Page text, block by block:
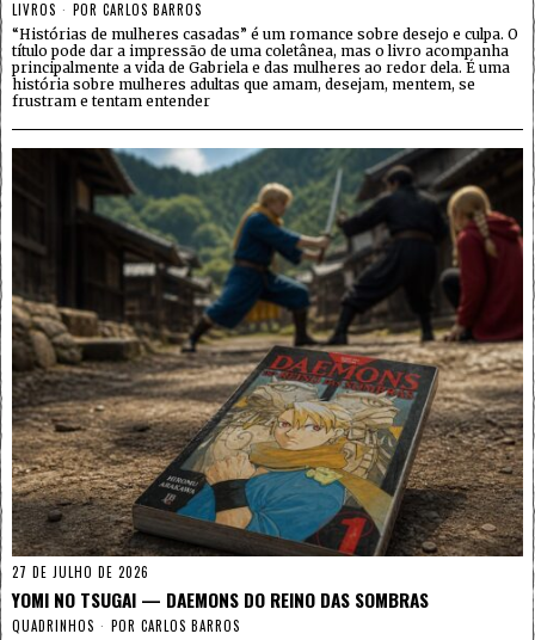
LIVROS POR CARLOS BARROS
“Histórias de mulheres casadas” é um romance sobre desejo e culpa. O
título pode dar a impressão de uma coletânea, mas o livro acompanha
principalmente a vida de Gabriela e das mulheres ao redor dela. É uma
história sobre mulheres adultas que amam, desejam, mentem, se
frustram e tentam entender
27 DE JULHO DE 2026
YOMI NO TSUGAI — DAEMONS DO REINO DAS SOMBRAS
QUADRINHOS POR CARLOS BARROS